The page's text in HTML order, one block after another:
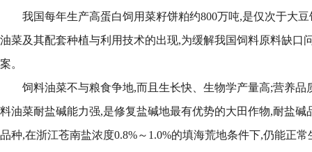
我国每年生产高蛋白饲用菜籽饼粕约800万吨,是仅次于大
油菜及其配套种植与利用技术的出现,为缓解我国饲料原料缺口
案。
饲料油菜不与粮食争地,而且生长快、生物学产量高;营养品
料油菜耐盐碱能力强,是修复盐碱地最有优势的大田作物,耐盐碱
品种,在浙江苍南盐浓度0.8%～1.0%的填海荒地条件下,仍能正